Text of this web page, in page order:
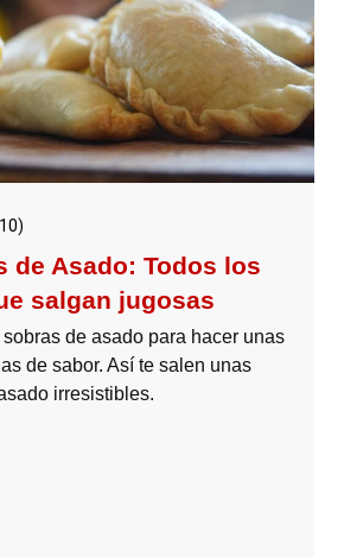
10)
de Asado: Todos los
salgan jugosas
de asado para hacer unas
de sabor. Así te salen unas
irresistibles.